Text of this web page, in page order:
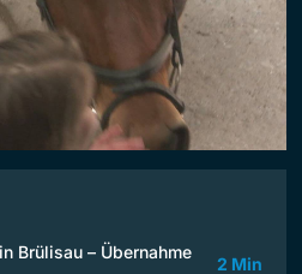
Brülisau – Übernahme
2 Min